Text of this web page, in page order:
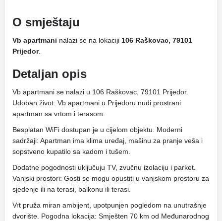
O smještaju
Vb apartmani nalazi se na lokaciji 106 Raškovac, 79101
Prijedor.
Detaljan opis
Vb apartmani se nalazi u 106 Raškovac, 79101 Prijedor.
Udoban život: Vb apartmani u Prijedoru nudi prostrani
apartman sa vrtom i terasom.
Besplatan WiFi dostupan je u cijelom objektu. Moderni
sadržaji: Apartman ima klima uređaj, mašinu za pranje veša i
sopstveno kupatilo sa kadom i tušem.
Dodatne pogodnosti uključuju TV, zvučnu izolaciju i parket.
Vanjski prostori: Gosti se mogu opustiti u vanjskom prostoru za
sjedenje ili na terasi, balkonu ili terasi.
Vrt pruža miran ambijent, upotpunjen pogledom na unutrašnje
dvorište. Pogodna lokacija: Smješten 70 km od Međunarodnog